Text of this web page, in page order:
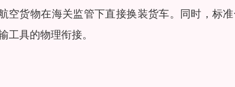
空货物在海关监管下直接换装货车。同时，标
工具的物理衔接。